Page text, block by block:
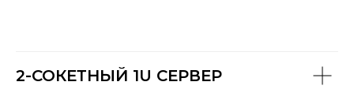
2-СОКЕТНЫЙ 1U СЕРВЕР